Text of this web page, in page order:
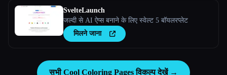
SvelteLaunch
जल्दी से AI ऐप्स बनाने के लिए स्वेल्ट 5 बॉयलरप्लेट
मिलने जाना
सभी Cool Coloring Pages विकल्प देखें →